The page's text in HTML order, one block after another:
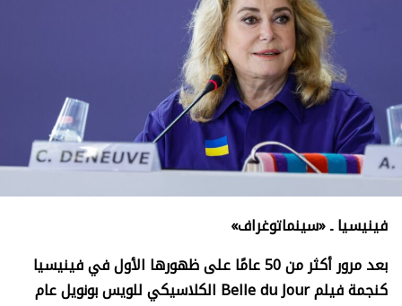
فينيسيا ـ «سينماتوغراف»
بعد مرور أكثر من 50 عامًا على ظهورها الأول في فينيسيا
كنجمة فيلمBelle du Jour الكلاسيكي للويس بونويل عام